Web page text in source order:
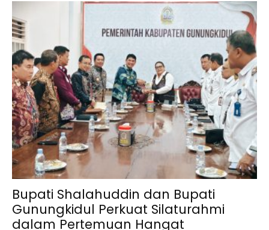
Bupati Shalahuddin dan Bupati
Gunungkidul Perkuat Silaturahmi
dalam Pertemuan Hangat